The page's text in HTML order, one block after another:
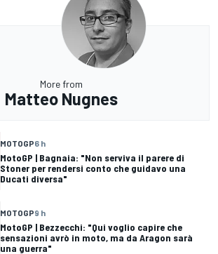
More from
Matteo Nugnes
MOTOGP6 h
MotoGP | Bagnaia: "Non serviva il parere di
Stoner per rendersi conto che guidavo una
Ducati diversa"
MOTOGP9 h
MotoGP | Bezzecchi: "Qui voglio capire che
sensazioni avrò in moto, ma da Aragon sarà
una guerra"